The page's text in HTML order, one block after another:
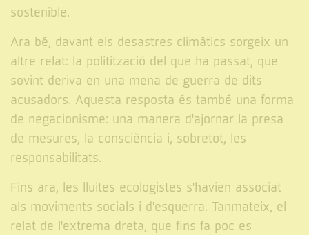
sostenible.
Ara bé, davant els desastres climàtics sorgeix un
altre relat: la politització del que ha passat, que
sovint deriva en una mena de guerra de dits
acusadors. Aquesta resposta és també una forma
de negacionisme: una manera d'ajornar la presa
de mesures, la consciència i, sobretot, les
responsabilitats.
Fins ara, les lluites ecologistes s'havien associat
als moviments socials i d'esquerra. Tanmateix, el
relat de l'extrema dreta, que fins fa poc es